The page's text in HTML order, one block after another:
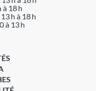
à 18 h
h à 18 h
à 13 h